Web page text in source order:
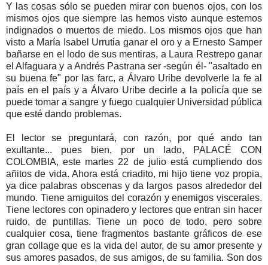
Y las cosas sólo se pueden mirar con buenos ojos, con los
mismos ojos que siempre las hemos visto aunque estemos
indignados o muertos de miedo. Los mismos ojos que han
visto a María Isabel Urrutia ganar el oro y a Ernesto Samper
bañarse en el lodo de sus mentiras, a Laura Restrepo ganar
el Alfaguara y a Andrés Pastrana ser -según él- "asaltado en
su buena fe" por las farc, a Álvaro Uribe devolverle la fe al
país en el país y a Álvaro Uribe decirle a la policía que se
puede tomar a sangre y fuego cualquier Universidad pública
que esté dando problemas.
El lector se preguntará, con razón, por qué ando tan
exultante... pues bien, por un lado, PALACÉ CON
COLOMBIA, este martes 22 de julio está cumpliendo dos
añitos de vida. Ahora está criadito, mi hijo tiene voz propia,
ya dice palabras obscenas y da largos pasos alrededor del
mundo. Tiene amiguitos del corazón y enemigos viscerales.
Tiene lectores con opinadero y lectores que entran sin hacer
ruido, de puntillas. Tiene un poco de todo, pero sobre
cualquier cosa, tiene fragmentos bastante gráficos de ese
gran collage que es la vida del autor, de su amor presente y
sus amores pasados, de sus amigos, de su familia. Son dos